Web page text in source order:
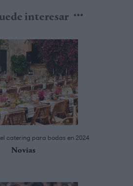
interesar
catering para bodas en 2024
Novias